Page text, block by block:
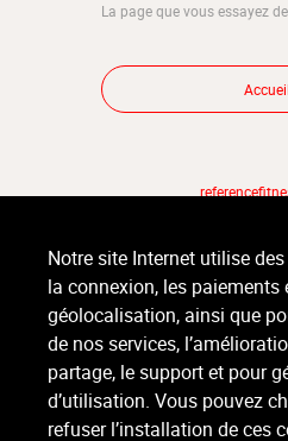
La page que vous essayez
Accueil
Notre site Internet utilise
la connexion, les paiements
géolocalisation, ainsi que
de nos services,
partage, le support et pour
d’utilisation. Vous pouvez
refuser l’installation de ces